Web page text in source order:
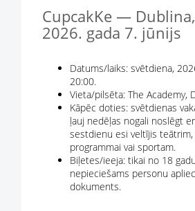
CupcakKe —
2026. gada 7. jūnijs
Datums/laiks: svētdiena,
20:00.
Vieta/pilsēta: The Academy,
Kāpēc doties: svētdienas
ļauj nedēļas nogali noslēgt
sestdienu esi veltījis teātrim,
programmai vai sportam.
Biļetes/ieeja: tikai no 18
nepieciešams personu
dokuments.